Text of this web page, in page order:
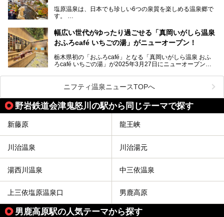
た。
2名1室利用で1人あたり4,500円～と、思い立ったらすぐに
───
提供元：アイコニア・ホスピタリティ株式会社【PR】
この記事はほったらかしの宿 ゆうふり那須高雄温泉ロッジ
塩原温泉は、日本でも珍しい6つの泉質を楽しめる温泉郷で
す。
栃木県の北部にある箒川のほとりに11の温泉地が点在し、
古くから多くの人々から癒やしの場として愛されてきまし
た。
温泉に加えて、豊かな自然を感じられる観光スポットや、こ
こでしか味わえないご当地グルメなど、多彩な魅力がある北
この記事では、塩原温泉の概要や魅力とともに、おすすめの
宿泊施設と観光・グルメスポット、日帰り温泉を順に紹介し
ます。
塩原温泉で、いつもの温泉旅行とは一味違う旅行体験をして
みませんか。
幅広い世代がゆったり過ごせる「真岡いがしら温泉
おふろcafé いちごの湯」がニューオープン！
栃木県初の「おふろcafé」となる「真岡いがしら温泉 おふ
ろcafé いちごの湯」が2025年3月27日にニューオープンす
メインとなる天然温泉のお風呂をはじめ、リラックスエリア
やキッズエリア、カフェレストランなど、施設の隅々までチ
ェックしてきました！
ニフティ温泉ニュースTOPへ
野岩鉄道会津鬼怒川の駅から同じテーマで探す
新藤原 龍王峡
川治温泉 川治湯元
湯西川温泉 中三依温泉
上三依塩原温泉口 男鹿高原
男鹿高原駅の人気テーマから探す